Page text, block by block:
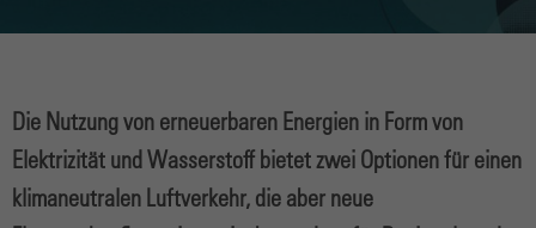
Die Nutzung von erneuerbaren Energien in Form von
Elektrizität und Wasserstoff bietet zwei Optionen für einen
klimaneutralen Luftverkehr, die aber neue